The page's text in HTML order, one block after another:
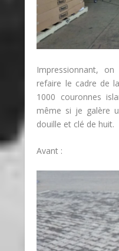
Impressionnant,
refaire le cadre de
1000 couronnes
même si je galère
douille et clé de huit.
Avant :